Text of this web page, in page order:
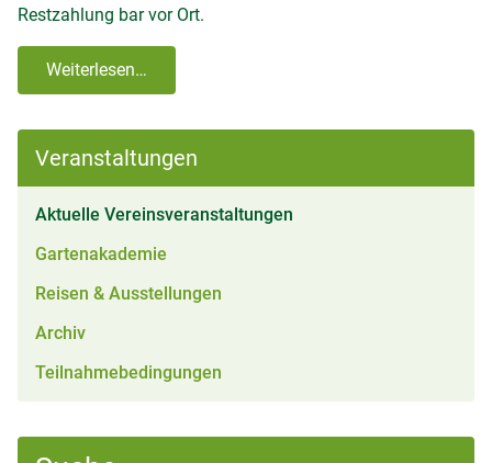
Veranstaltungen
Aktuelle Vereinsveranstaltungen
Gartenakademie
Reisen & Ausstellungen
Archiv
Teilnahmebedingungen
Restzahlung bar vor Ort.
Weiterlesen…